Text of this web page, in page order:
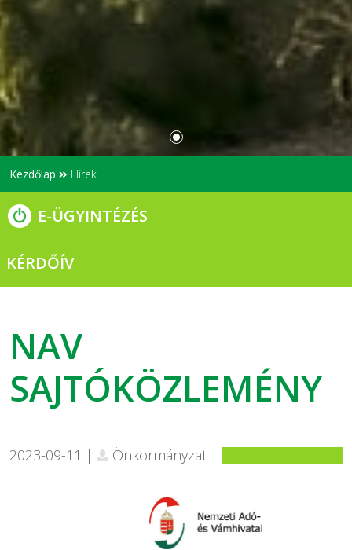
Kezdőlap Hírek
E-ÜGYINTÉZÉS
KÉRDŐÍV
NAV
SAJTÓKÖZLEMÉNY
2023-09-11 | Önkormányzat